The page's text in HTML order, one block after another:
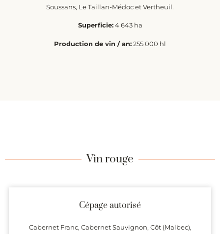
Soussans, Le Taillan-Médoc et Vertheuil.
Superficie:4 643 ha
Production de vin / an:255 000 hl
Vin rouge
Cépage autorisé
Cabernet Franc, Cabernet Sauvignon, Côt (Malbec),